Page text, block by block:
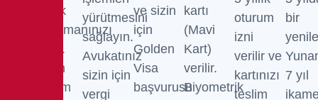
emlak
danışmanınızı
seçin.
Bütün
yatırım
yürütmesini
sağlayın.
Avukatınız
sizin için
vergi
ve sizin
için
Golden
Visa
başvurusu
kartı
(Mavi
Kart)
verilir.
Biyometrik
oturum
izni
verilir ve
kartınızı
teslim
bir
7 yıl